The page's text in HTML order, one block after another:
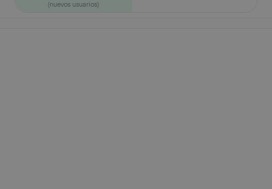
(nuevos usuarios)